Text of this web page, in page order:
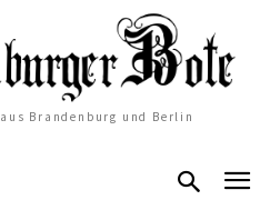
Brandenburg und Berlin